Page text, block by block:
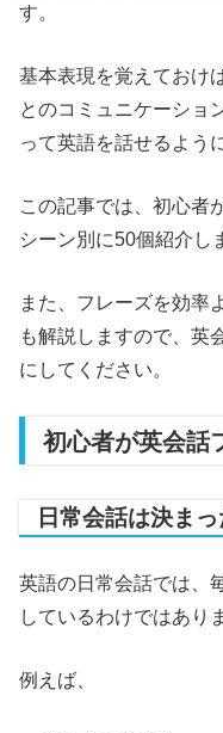
す。
基本表現を覚えておけ
とのコミュニケーショ
って英語を話せるよう
この記事では、初心者
シーン別に50個紹介し
また、フレーズを効率
も解説しますので、英
にしてください。
初心者が英会話
日常会話は決ま
英語の日常会話では、
しているわけではあり
例えば、